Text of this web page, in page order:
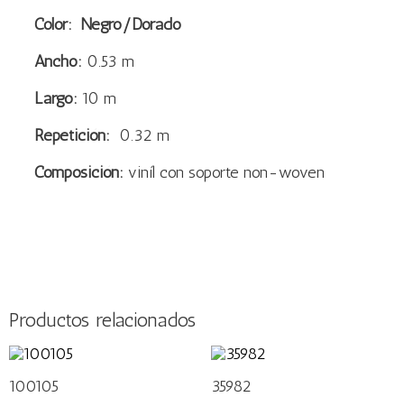
Color: Negro/Dorado
Ancho: 0.53 m
Largo: 10 m
Repetición: 0.32 m
Composición: viníl con soporte non-woven
Productos relacionados
100105 35982